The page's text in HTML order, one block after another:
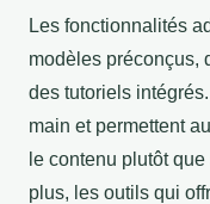
Les fonctionnalités
modèles préconçus,
des tutoriels
main et permettent
le contenu plutôt
plus, les outils qui